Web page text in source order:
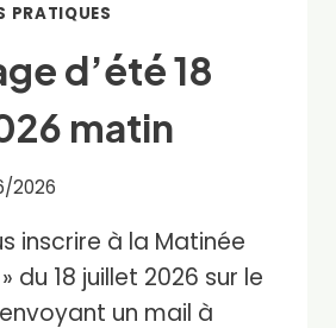
PRATIQUES
d’été 18
matin
2026
inscrire à la Matinée
du 18 juillet 2026 sur le
un mail à